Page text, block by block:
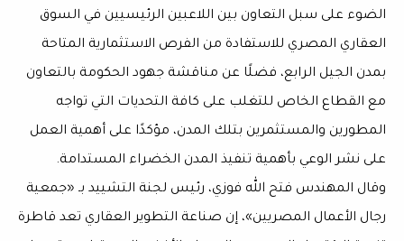
الضوء على سبل التعاون بين اللاعبين الرئيسيين في السوق
العقاري المصري للاستفادة من الفرص الاستثمارية المتاحة
بمدن الجيل الرابع، فضلًا عن مناقشة جهود الحكومة بالتعاون
مع القطاع الخاص للتغلب على كافة التحديات التي تواجه
المطورين والمستثمرين بتلك المدن، مؤكدًا على أهمية العمل
على نشر الوعي بأهمية تنفيذ المدن الخضراء المستدامة.
وقال المهندس فتح الله فوزي، رئيس لجنة التشييد بـ «جمعية
رجال الأعمال المصريين»، إن صناعة التطوير العقاري تعد قاطرة